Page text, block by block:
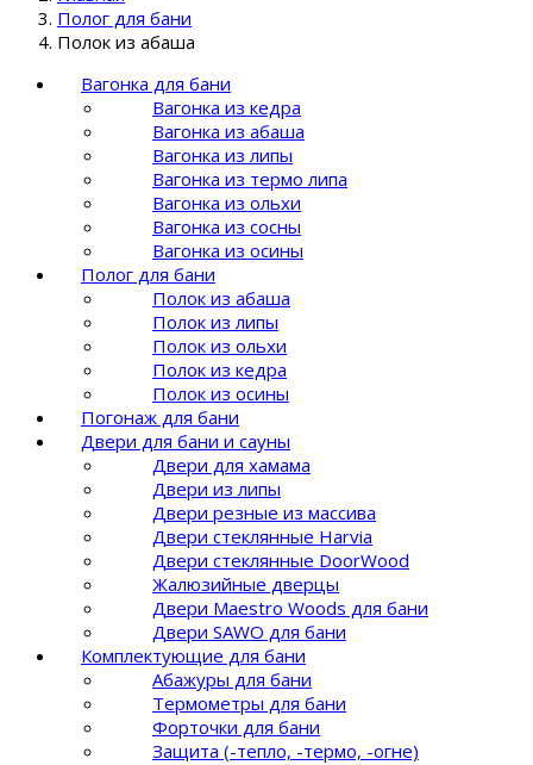
Полог для бани
Полок из абаша
Вагонка для бани
Вагонка из кедра
Вагонка из абаша
Вагонка из липы
Вагонка из термо липа
Вагонка из ольхи
Вагонка из сосны
Вагонка из осины
Полог для бани
Полок из абаша
Полок из липы
Полок из ольхи
Полок из кедра
Полок из осины
Погонаж для бани
Двери для бани и сауны
Двери для хамама
Двери из липы
Двери резные из массива
Двери стеклянные Harvia
Двери стеклянные DoorWood
Жалюзийные дверцы
Двери Maestro Woods для бани
Двери SAWO для бани
Комплектующие для бани
Абажуры для бани
Термометры для бани
Форточки для бани
Защита (-тепло, -термо, -огне)